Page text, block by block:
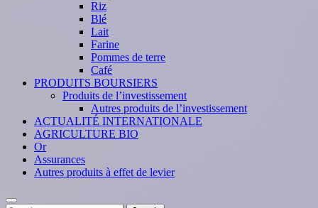
Riz
Blé
Lait
Farine
Pommes de terre
Café
PRODUITS BOURSIERS
Produits de l’investissement
Autres produits de l’investissement
ACTUALITÉ INTERNATIONALE
AGRICULTURE BIO
Or
Assurances
Autres produits à effet de levier
Search